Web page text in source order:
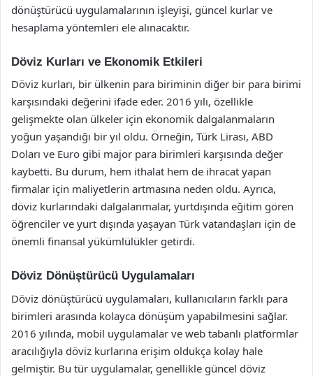
dönüştürücü uygulamalarının işleyişi, güncel kurlar ve
hesaplama yöntemleri ele alınacaktır.
Döviz Kurları ve Ekonomik Etkileri
Döviz kurları, bir ülkenin para biriminin diğer bir para birimi
karşısındaki değerini ifade eder. 2016 yılı, özellikle
gelişmekte olan ülkeler için ekonomik dalgalanmaların
yoğun yaşandığı bir yıl oldu. Örneğin, Türk Lirası, ABD
Doları ve Euro gibi major para birimleri karşısında değer
kaybetti. Bu durum, hem ithalat hem de ihracat yapan
firmalar için maliyetlerin artmasına neden oldu. Ayrıca,
döviz kurlarındaki dalgalanmalar, yurtdışında eğitim gören
öğrenciler ve yurt dışında yaşayan Türk vatandaşları için de
önemli finansal yükümlülükler getirdi.
Döviz Dönüştürücü Uygulamaları
Döviz dönüştürücü uygulamaları, kullanıcıların farklı para
birimleri arasında kolayca dönüşüm yapabilmesini sağlar.
2016 yılında, mobil uygulamalar ve web tabanlı platformlar
aracılığıyla döviz kurlarına erişim oldukça kolay hale
gelmiştir. Bu tür uygulamalar, genellikle güncel döviz